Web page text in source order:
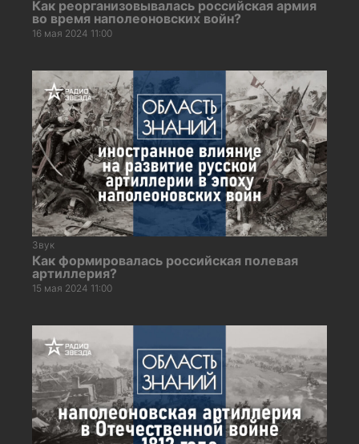
Как реорганизовывалась российская армия
во время наполеоновских войн?
16 мая 2024 11:00
Звук
Как формировалась российская полевая
артиллерия?
15 мая 2024 11:00